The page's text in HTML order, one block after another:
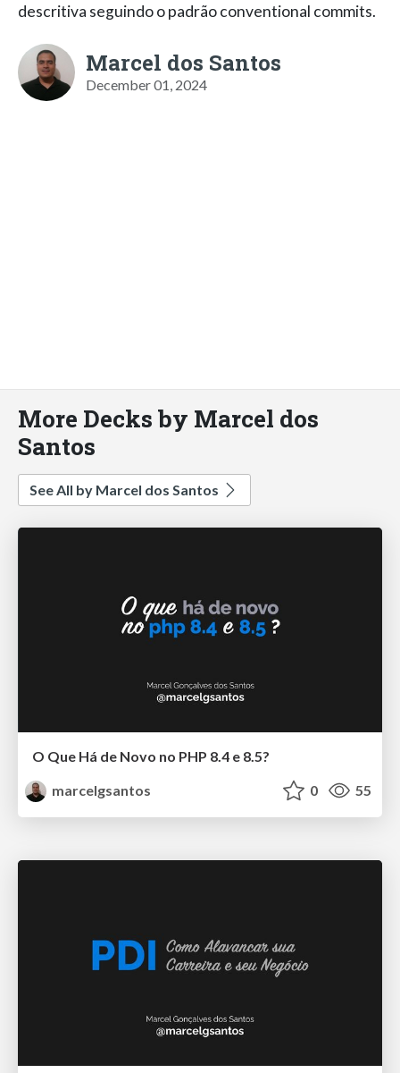
descritiva seguindo o padrão conventional commits.
Marcel dos Santos
December 01, 2024
More Decks by Marcel dos
Santos
See All by Marcel dos Santos
O Que Há de Novo no PHP 8.4 e 8.5?
marcelgsantos
0 55